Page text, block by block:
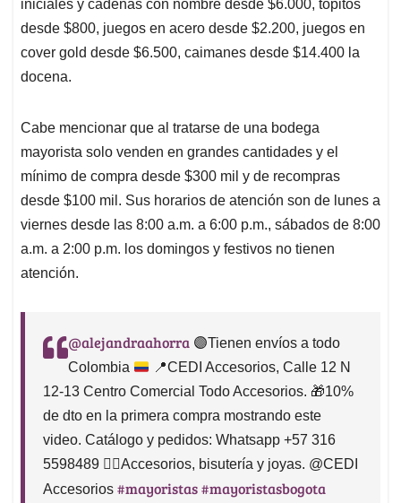
iniciales y cadenas con nombre desde $6.000, topitos
desde $800, juegos en acero desde $2.200, juegos en
cover gold desde $6.500, caimanes desde $14.400 la
docena.
Cabe mencionar que al tratarse de una bodega
mayorista solo venden en grandes cantidades y el
mínimo de compra desde $300 mil y de recompras
desde $100 mil. Sus horarios de atención son de lunes a
viernes desde las 8:00 a.m. a 6:00 p.m., sábados de 8:00
a.m. a 2:00 p.m. los domingos y festivos no tienen
atención.
@alejandraahorra 🟣Tienen envíos a todo
Colombia
📍CEDI Accesorios, Calle 12 N
12-13 Centro Comercial Todo Accesorios. 🎁10%
de dto en la primera compra mostrando este
video. Catálogo y pedidos: Whatsapp +57 316
5598489 👉🏻Accesorios, bisutería y joyas. @CEDI
Accesorios #mayoristas#mayoristasbogota